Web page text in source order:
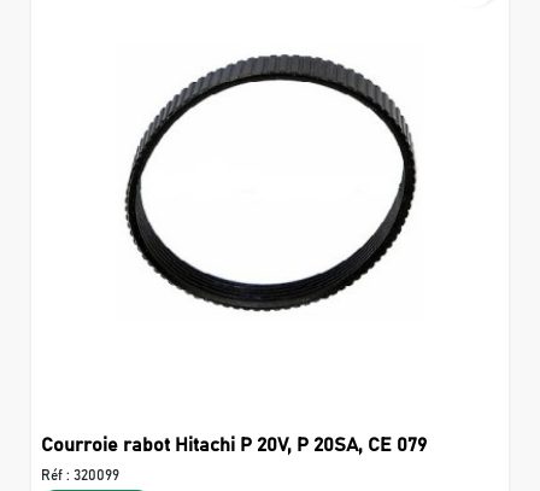
Courroie rabot Hitachi P 20V, P 20SA, CE 079
Réf : 320099